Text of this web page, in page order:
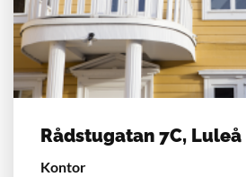
Rådstugatan 7C, Luleå
Kontor